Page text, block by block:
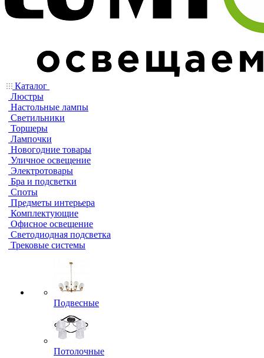
Каталог
Люстры
Настольные лампы
Светильники
Торшеры
Лампочки
Новогодние товары
Уличное освещение
Электротовары
Бра и подсветки
Споты
Предметы интерьера
Комплектующие
Офисное освещение
Светодиодная подсветка
Трековые системы
Подвесные
Потолочные